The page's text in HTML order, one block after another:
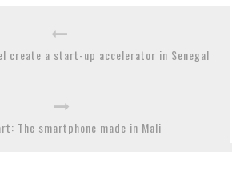
create a start-up accelerator in Senegal
The smartphone made in Mali